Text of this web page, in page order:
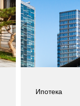
Ипотека